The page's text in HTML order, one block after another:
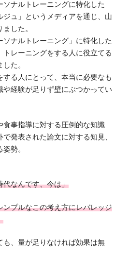
ソナルトレーニングに特化した
ジュ」というメディアを通じ、山
した。
ソナルトレーニング」に特化した
トレーニングをする人に役立てる
た。
する人にとって、本当に必要なも
や経験が足りず壁にぶつかってい
食事指導に対する圧倒的な知識
発表された論文に対する知見、
勢。
代なんです、今は」
ンプルなこの考え方にレバレッジ
も、量が足りなければ効果は無